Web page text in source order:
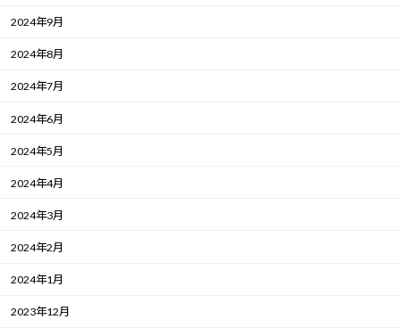
2024年9月
2024年8月
2024年7月
2024年6月
2024年5月
2024年4月
2024年3月
2024年2月
2024年1月
2023年12月